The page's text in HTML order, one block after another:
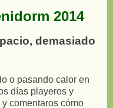
2014
demasiado
o pasando calor en
días playeros y
comentaros cómo